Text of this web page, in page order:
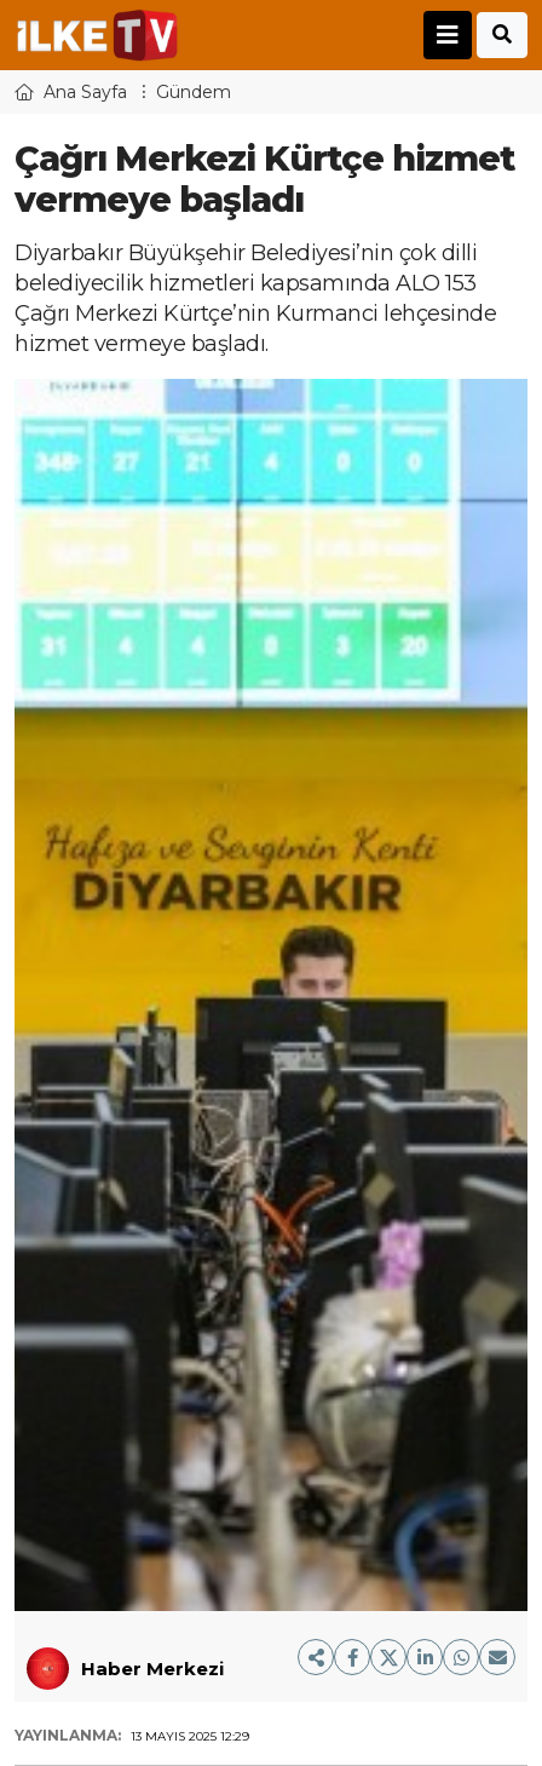
Ana Sayfa Gündem
Çağrı Merkezi Kürtçe hizmet
vermeye başladı
Diyarbakır Büyükşehir Belediyesi’nin çok dilli
belediyecilik hizmetleri kapsamında ALO 153
Çağrı Merkezi Kürtçe’nin Kurmanci lehçesinde
hizmet vermeye başladı.
Haber Merkezi
YAYINLANMA: 13 MAYIS 2025 12:29